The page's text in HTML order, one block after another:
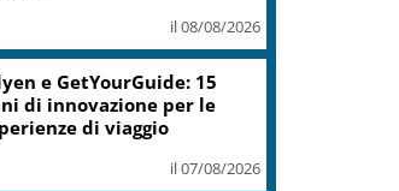
il 08/08/2026
e GetYourGuide: 15
di innovazione per le
di viaggio
il 07/08/2026